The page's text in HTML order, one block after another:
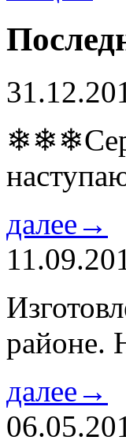
далее→
районе.
далее→